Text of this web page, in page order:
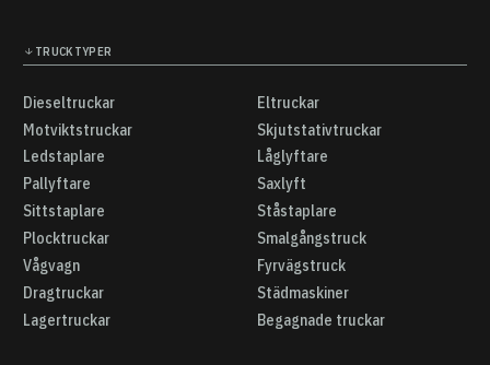
TRUCKTYPER
Dieseltruckar
Dieseltruckar
Eltruckar
Eltruckar
Motviktstruckar
Motviktstruckar
Skjutstativtruckar
Skjutstativtruckar
Ledstaplare
Ledstaplare
Låglyftare
Låglyftare
Pallyftare
Pallyftare
Saxlyft
Saxlyft
Sittstaplare
Sittstaplare
Ståstaplare
Ståstaplare
Plocktruckar
Plocktruckar
Smalgångstruck
Smalgångstruck
Vågvagn
Vågvagn
Fyrvägstruck
Fyrvägstruck
Dragtruckar
Dragtruckar
Städmaskiner
Städmaskiner
Lagertruckar
Begagnade truckar